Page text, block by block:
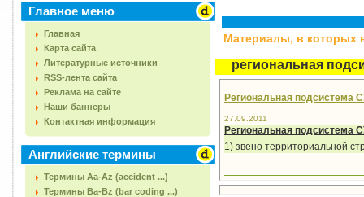
Главное меню
Главная
Карта сайта
Литературные источники
RSS-лента сайта
Реклама на сайте
Наши баннеры
Контактная информация
Английские термины
Термины Aa-Az (accident ...)
Термины Ba-Bz (bar coding ...)
Материалы, в которых
региональная
Региональная подсистема
27.09.2011
Региональная подсистема
1) звено территориальной